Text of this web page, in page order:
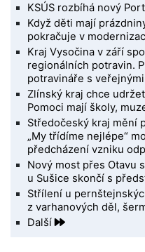
KSÚS rozbíhá nový
Když děti mají
pokračuje v
Kraj Vysočina v září
regionálních potravin.
potravináře s
Zlínský kraj chce
Pomoci mají školy,
Středočeský kraj mění
„My třídíme nejlépe“
předcházení vzniku
Nový most přes Otavu
u Sušice skončí s
Střílení u
z varhanových děl,
Další